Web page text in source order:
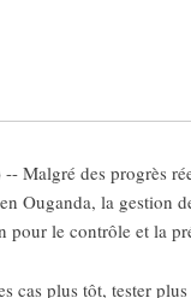
des progrès
Ouganda, la gestion
pour le contrôle et la
cas plus tôt, tester